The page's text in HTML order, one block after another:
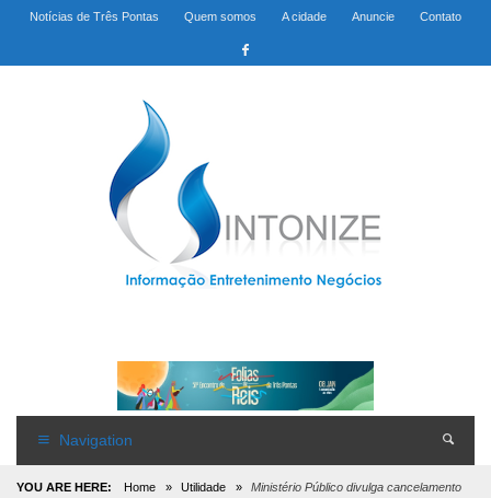
Notícias de Três Pontas Quem somos A cidade Anuncie Contato
Navigation
YOU ARE HERE: Home » Utilidade »
Ministério Público divulga cancelamento